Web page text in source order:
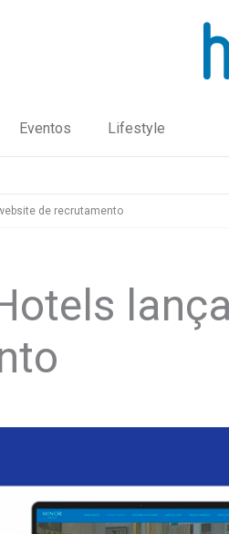
Eventos Lifestyle
de recrutamento